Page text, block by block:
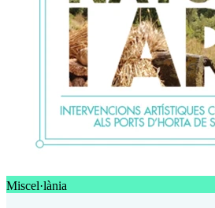
Miscel·lània